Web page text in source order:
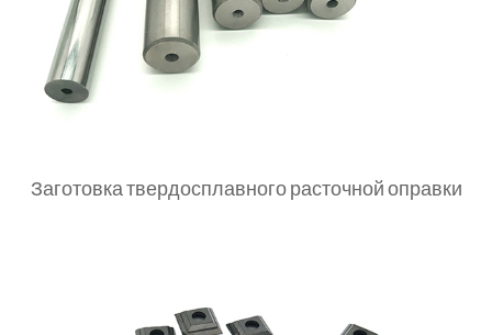
Заготовка твердосплавного расточной оправки